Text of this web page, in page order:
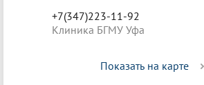
+7(347)223-11-92
Клиника БГМУ Уфа
Показать на карте